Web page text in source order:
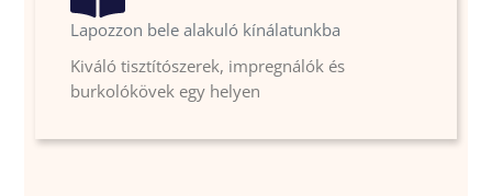
Lapozzon bele alakuló kínálatunkba
Kiváló tisztítószerek, impregnálók és
burkolókövek egy helyen